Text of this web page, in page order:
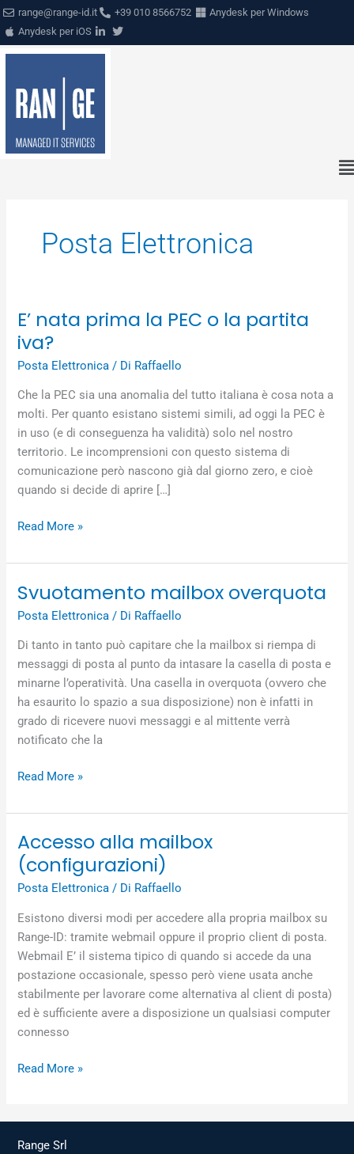
Vai
al
contenuto
range@range-id.it +39 010 8566752
Anydesk per Windows
Anydesk per iOS
Posta Elettronica
E’ nata prima la PEC o la partita
iva?
Posta Elettronica / Di Raffaello
Che la PEC sia una anomalia del tutto italiana è cosa nota a
molti. Per quanto esistano sistemi simili, ad oggi la PEC è
in uso (e di conseguenza ha validità) solo nel nostro
territorio. Le incomprensioni con questo sistema di
comunicazione però nascono già dal giorno zero, e cioè
quando si decide di aprire […]
E’
nata
la
PEC
o
la
partita
iva?
Read More »
Svuotamento mailbox overquota
Posta Elettronica / Di Raffaello
Di tanto in tanto può capitare che la mailbox si riempa di
messaggi di posta al punto da intasare la casella di posta e
minarne l’operatività. Una casella in overquota (ovvero che
ha esaurito lo spazio a sua disposizione) non è infatti in
grado di ricevere nuovi messaggi e al mittente verrà
notificato che la
Svuotamento
mailbox
Read More »
Accesso alla mailbox
(configurazioni)
Posta Elettronica / Di Raffaello
Esistono diversi modi per accedere alla propria mailbox su
Range-ID: tramite webmail oppure il proprio client di posta.
Webmail E’ il sistema tipico di quando si accede da una
postazione occasionale, spesso però viene usata anche
stabilmente per lavorare come alternativa al client di posta)
ed è sufficiente avere a disposizione un qualsiasi computer
connesso
Accesso
alla
mailbox
(configurazioni)
Read More »
Range Srl